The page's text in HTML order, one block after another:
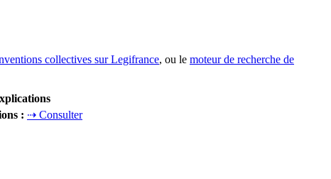
collectives sur Legifrance, ou le moteur de recherche de
: ⇢ Consulter